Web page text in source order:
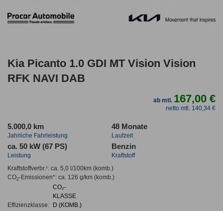
Kia Picanto 1.0 GDI MT Vision Vision
RFK NAVI DAB
ab mtl. 167,00 €
netto mtl. 140,34 €
5.000,0 km
Jahrliche Fahrleistung
48 Monate
Laufzeit
ca. 50 kW (67 PS)
Leistung
Benzin
Kraftstoff
Kraftstoffverbr.¹: ca. 5,0 l/100km(komb.)
CO2-Emissionen*: ca. 126 g/km(komb.)
Effizienzklasse:
CO₂-
KLASSE
D (KOMB.)